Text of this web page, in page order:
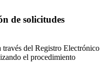
de solicitudes
través del Registro Electrónico
el procedimiento